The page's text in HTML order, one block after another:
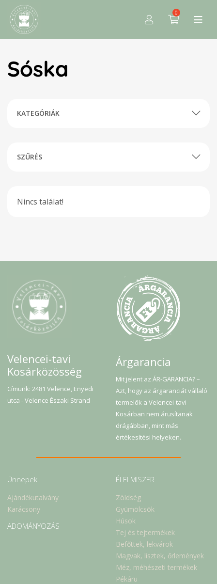
0
Sóska
KATEGÓRIÁK
SZŰRÉS
Nincs találat!
Velencei-tavi
Kosárközösség
Címünk: 2481 Velence, Enyedi
utca - Velence Északi Strand
Árgarancia
Mit jelent az ÁR-GARANCIA? –
Azt, hogy az árgaranciát vállaló
termelők a Velencei-tavi
Kosárban nem árusítanak
drágábban, mint más
értékesítési helyeken.
Ünnepek
Ajándékutalvány
Karácsony
ADOMÁNYOZÁS
ÉLELMISZER
Zöldség
Gyümölcsök
Húsok
Tej és tejtermékek
Befőttek, lekvárok
Magvak, lisztek, őrlemények
Méz, méhészeti termékek
Pékáru